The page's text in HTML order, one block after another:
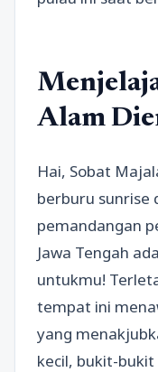
Alam
Hai, Sobat
berburu sunrise
pemandangan
Jawa Tengah
untukmu!
tempat ini
yang
kecil, bukit-